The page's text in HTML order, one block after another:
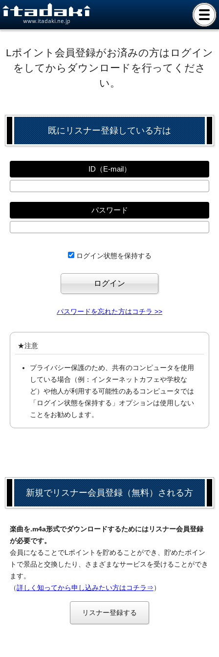
www.itadaki.ne.jp
Lポイント会員登録がお済みの方はログイン
をしてからダウンロードを行ってくださ
い。
既にリスナー登録している方は
ID（E-mail）
パスワード
ログイン状態を保持する
パスワードを忘れた方はコチラ >>
★注意
プライバシー保護のため、共有のコンピュータを使用
している場合（例：インターネットカフェや学校な
ど）や他人が利用する可能性のあるコンピュータでは
「ログイン状態を保持する」オプションは使用しない
ことをお勧めします。
新規でリスナー会員登録（無料）される方
楽曲を.m4a形式でダウンロードするためにはリスナー会員登録
が必要です。
会員になることでLポイントを貯めることができ、貯めたポイン
トで景品と交換したり、さまざまなサービスを受けることができ
ます。
（詳しく知ってから申し込みたい方はコチラ⇒）
リスナー登録する